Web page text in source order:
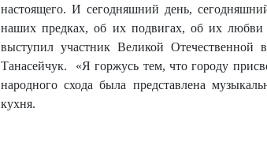
настоящего. И сегодняшний день,
наших предках, об их подвигах, об их
выступил участник Великой Отечественной
Танасейчук.
«Я горжусь тем, что городу
народного схода была представлена
кухня.